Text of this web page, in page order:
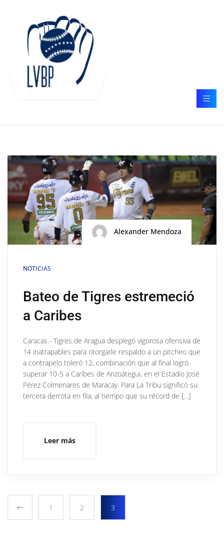
Alexander Mendoza
NOTICIAS
Bateo de Tigres estremeció
a Caribes
Caracas.- Tigres de Aragua desplegó vigorosa ofensiva de
14 inatrapables para otorgarle respaldo a un pitcheo que
a contrapelo toleró 12, combinación que al final logró
superar 10-5 a Caribes de Anzoátegui, en el Estadio José
Pérez Colmenares de Maracay. Para La Tribu significó su
tercera derrota en fila, al tiempo que su récord de […]
Leer más
1 2 3